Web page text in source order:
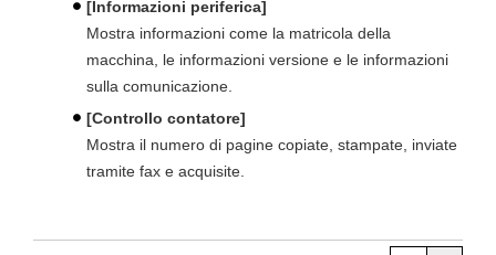
[Informazioni periferica]
Mostra informazioni come la matricola della
macchina, le informazioni versione e le informazioni
sulla comunicazione.
[Controllo contatore]
Mostra il numero di pagine copiate, stampate, inviate
tramite fax e acquisite.